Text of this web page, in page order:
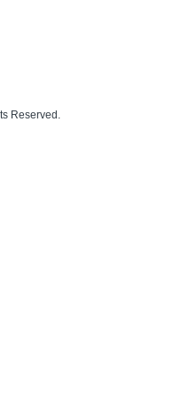
Reserved.